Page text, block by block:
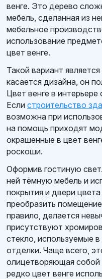
венге. Это дерево
мебель, сделанная из
мебельное
использование
цвет венге.
Такой вариант
касается дизайна, он
Цвет венге в
Если строительство
возможна при
на помощь приходят
окрашенные в цвет
роскоши.
Оформив гостиную
ней тёмную мебель и
покрытия и двери
преобразить
правило, делается
присутствуют
стекло, используемые
отделки. Чаще всего,
олицетворяющая
редко цвет венге